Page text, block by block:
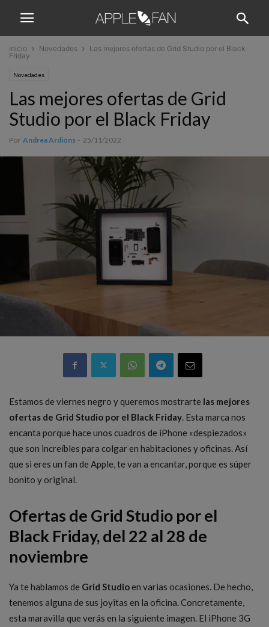
Inicio Novedades
Las mejores ofertas de Grid Studio por el Black
Friday
Novedades
Las mejores ofertas de Grid
Studio por el Black Friday
Por Andrea Ardións - 25/11/2022
Estamos de viernes negro y queremos mostrarte las mejores
ofertas de Grid Studio por el Black Friday. Esta marca nos
encanta porque hace unos cuadros de iPhone «despiezados»
que son increíbles para colgar en habitaciones y oficinas. Así
que si eres un fan de Apple, te van a encantar, porque es súper
bonito y original.
Ofertas de Grid Studio por el
Black Friday, del 22 al 28 de
noviembre
Ya te hablamos de Grid Studioen varias ocasiones. De hecho,
tenemos alguna de sus joyitas en la oficina. Concretamente,
esta maravilla que verás en la siguiente imagen. El iPhone 3G